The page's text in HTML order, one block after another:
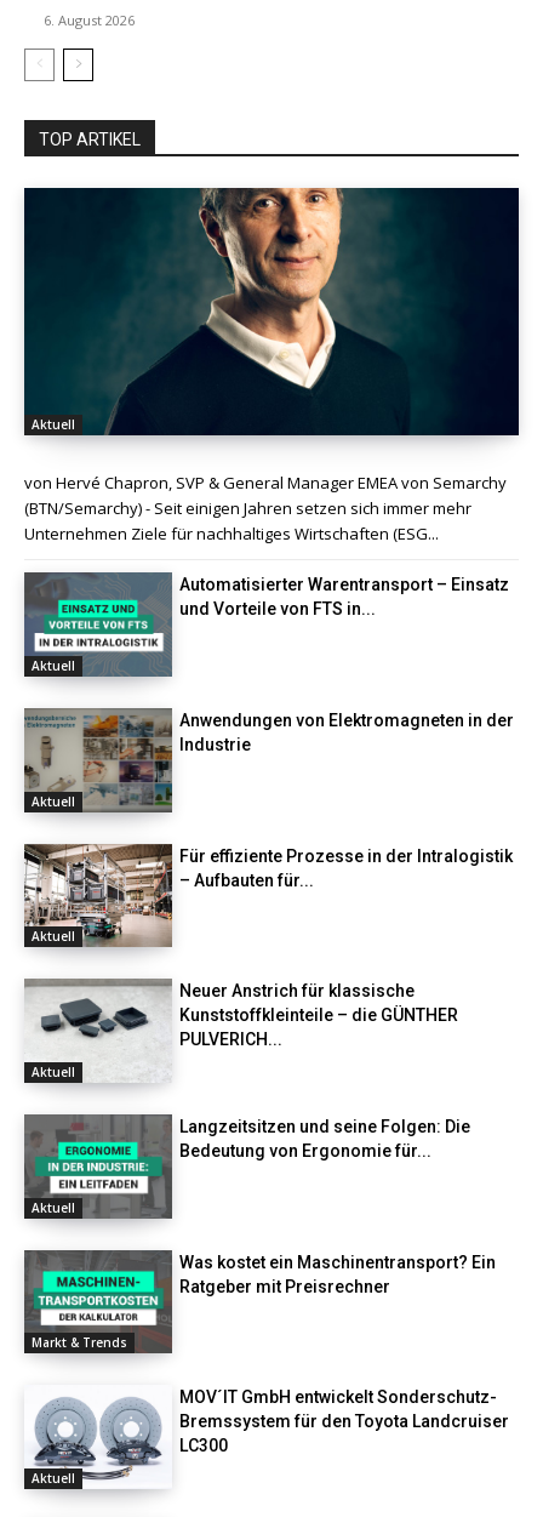
6. August 2026
TOP ARTIKEL
Aktuell
von Hervé Chapron, SVP & General Manager EMEA von Semarchy
(BTN/Semarchy) - Seit einigen Jahren setzen sich immer mehr
Unternehmen Ziele für nachhaltiges Wirtschaften (ESG...
Aktuell
Automatisierter Warentransport – Einsatz
und Vorteile von FTS in...
Aktuell
Anwendungen von Elektromagneten in der
Industrie
Aktuell
Für effiziente Prozesse in der Intralogistik
– Aufbauten für...
Aktuell
Neuer Anstrich für klassische
Kunststoffkleinteile – die GÜNTHER
PULVERICH...
Aktuell
Langzeitsitzen und seine Folgen: Die
Bedeutung von Ergonomie für...
Markt & Trends
Was kostet ein Maschinentransport? Ein
Ratgeber mit Preisrechner
Aktuell
MOV´IT GmbH entwickelt Sonderschutz-
Bremssystem für den Toyota Landcruiser
LC300